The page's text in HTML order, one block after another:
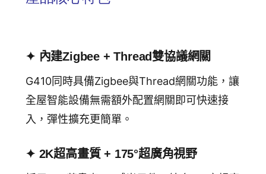
✦ 內建Zigbee + Thread雙協議網關
G410同時具備Zigbee與Thread網關功能，讓
全屋智能設備無需額外配置網關即可快速接
入，彈性擴充更簡單。
✦ 2K超高畫質 + 175°超廣角視野